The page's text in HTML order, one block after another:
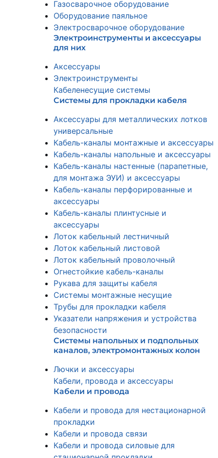
Газосварочное оборудование
Оборудование паяльное
Электросварочное оборудование
Электроинструменты и аксессуары
для них
Аксессуары
Электроинструменты
Кабеленесущие системы
Системы для прокладки кабеля
Аксессуары для металлических лотков
универсальные
Кабель-каналы монтажные и аксессуары
Кабель-каналы напольные и аксессуары
Кабель-каналы настенные (парапетные,
для монтажа ЭУИ) и аксессуары
Кабель-каналы перфорированные и
аксессуары
Кабель-каналы плинтусные и
аксессуары
Лоток кабельный лестничный
Лоток кабельный листовой
Лоток кабельный проволочный
Огнестойкие кабель-каналы
Рукава для защиты кабеля
Системы монтажные несущие
Трубы для прокладки кабеля
Указатели напряжения и устройства
безопасности
Системы напольных и подпольных
каналов, электромонтажных колон
Лючки и аксессуары
Кабели, провода и аксессуары
Кабели и провода
Кабели и провода для нестационарной
прокладки
Кабели и провода связи
Кабели и провода силовые для